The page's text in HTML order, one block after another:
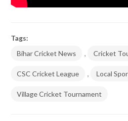
Tags:
Bihar Cricket News
, Cricket
CSC Cricket League , Local
Village Cricket Tournament